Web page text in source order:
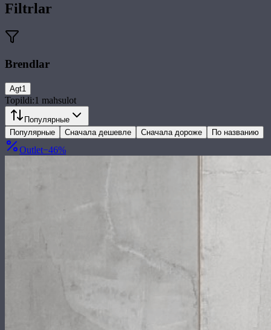
Filtrlar
Brendlar
Agt1
Topildi:1 mahsulot
Популярные
Популярные
Сначала дешевле Сначала дороже По названию
Outlet−46%